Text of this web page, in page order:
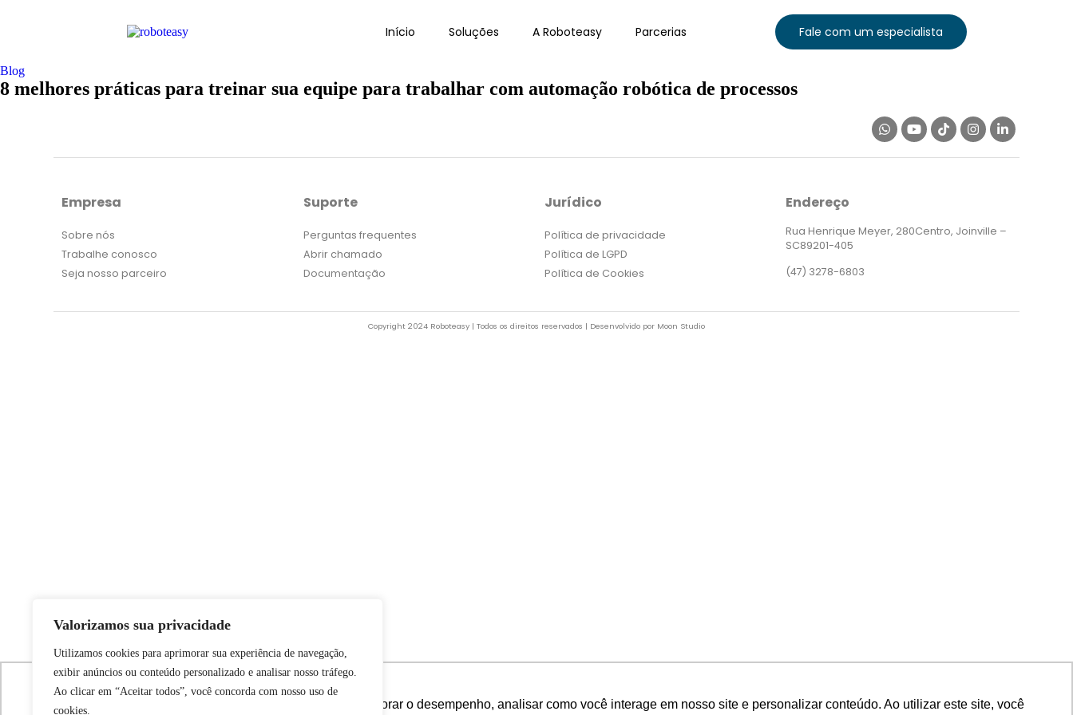
Utilizamos cookies para oferecer melhor experiência, melhorar o desempenho, analisar como você interage em nosso site e personalizar conteúdo. Ao utilizar este site, você
Valorizamos sua privacidade
Utilizamos cookies para aprimorar sua experiência de navegação,
exibir anúncios ou conteúdo personalizado e analisar nosso tráfego.
Ao clicar em “Aceitar todos”, você concorda com nosso uso de
cookies.
Início Soluções A Roboteasy Parcerias Fale com um especialista
Blog
8 melhores práticas para treinar sua equipe para trabalhar com automação robótica de processos
Empresa
Sobre nós
Trabalhe conosco
Seja nosso parceiro
Suporte
Perguntas frequentes
Abrir chamado
Documentação
Jurídico
Política de privacidade
Política de LGPD
Política de Cookies
Endereço
Rua Henrique Meyer, 280Centro, Joinville –
SC89201-405
(47) 3278-6803
Copyright 2024 Roboteasy | Todos os direitos reservados | Desenvolvido por Moon Studio